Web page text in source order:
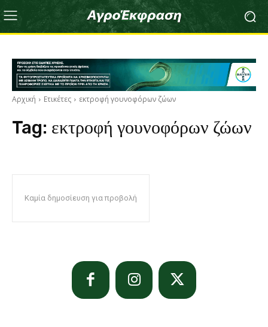
Αρχική Ετικέτες εκτροφή γουνοφόρων ζώων
Tag: εκτροφή γουνοφόρων ζώων
Καμία δημοσίευση για προβολή